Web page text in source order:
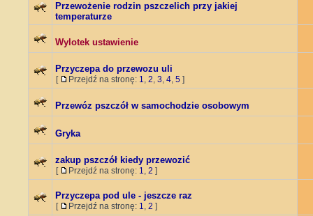
Przewożenie rodzin pszczelich przy jakiej
temperaturze
Wylotek ustawienie
Przyczepa do przewozu uli
[ Przejdź na stronę: 1, 2, 3, 4, 5 ]
Przewóz pszczół w samochodzie osobowym
Gryka
zakup pszczół kiedy przewozić
[ Przejdź na stronę: 1, 2 ]
Przyczepa pod ule - jeszcze raz
[ Przejdź na stronę: 1, 2 ]